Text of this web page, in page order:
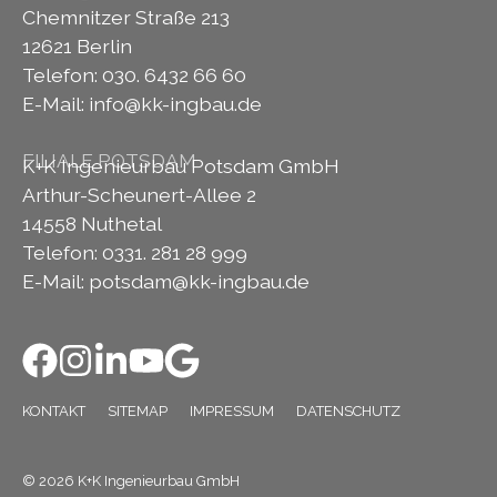
Chemnitzer Straße 213
12621 Berlin
Telefon: 030. 6432 66 60
E-Mail: info@kk-ingbau.de
FILIALE POTSDAM
K+K Ingenieurbau Potsdam GmbH
Arthur-Scheunert-Allee 2
14558 Nuthetal
Telefon: 0331. 281 28 999
E-Mail: potsdam@kk-ingbau.de
KONTAKT SITEMAP IMPRESSUM DATENSCHUTZ
© 2026 K+K Ingenieurbau GmbH